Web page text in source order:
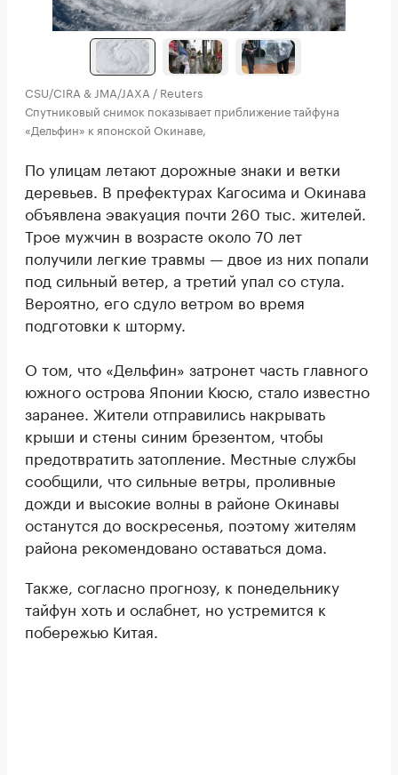
CSU/CIRA & JMA/JAXA / Reuters
Спутниковый снимок показывает приближение тайфуна
«Дельфин» к японской Окинаве,
По улицам летают дорожные знаки и ветки
деревьев. В префектурах Кагосима и Окинава
объявлена эвакуация почти 260 тыс. жителей.
Трое мужчин в возрасте около 70 лет
получили легкие травмы — двое из них попали
под сильный ветер, а третий упал со стула.
Вероятно, его сдуло ветром во время
подготовки к шторму.
О том, что «Дельфин» затронет часть главного
южного острова Японии Кюсю, стало известно
заранее. Жители отправились накрывать
крыши и стены синим брезентом, чтобы
предотвратить затопление. Местные службы
сообщили, что сильные ветры, проливные
дожди и высокие волны в районе Окинавы
останутся до воскресенья, поэтому жителям
района рекомендовано оставаться дома.
Также, согласно прогнозу, к понедельнику
тайфун хоть и ослабнет, но устремится к
побережью Китая.